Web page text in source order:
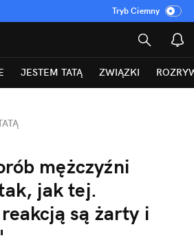
Tryb Ciemny
JESTEM TATĄ ZWIĄZKI
mężczyźni
jak tej.
są żarty i